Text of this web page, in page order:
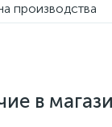
производства
в